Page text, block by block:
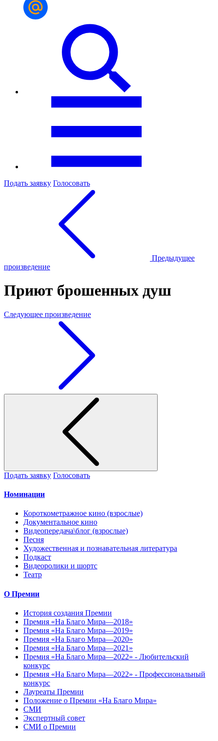
Подать заявку Голосовать
Предыдущее
произведение
Приют брошенных душ
Следующее произведение
Подать заявку Голосовать
Номинации
Короткометражное кино (взрослые)
Документальное кино
Видеопередача\блог (взрослые)
Песня
Художественная и познавательная литература
Подкаст
Видеоролики и шортс
Театр
О Премии
История создания Премии
Премия «На Благо Мира—2018»
Премия «На Благо Мира—2019»
Премия «На Благо Мира—2020»
Премия «На Благо Мира—2021»
Премия «На Благо Мира—2022» - Любительский
конкурс
Премия «На Благо Мира—2022» - Профессиональный
конкурс
Лауреаты Премии
Положение о Премии «На Благо Мира»
СМИ
Экспертный совет
СМИ о Премии